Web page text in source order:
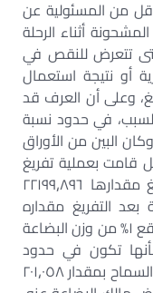
من المسئولية عن
أثناء الرحلة
تتعرض للنقص في
أو نتيجة استعمال
وعلى أن العرف قد
في حدود نسبة
البين من الأوراق
قامت بعملية تفريغ
البضاعة المستوردة من السفينة والبالغ مقدارها ٨٩٦‚٢٢١٩٩
التفريغ مقداره
٠٥٦‚٤٢٣ طنًا، في حين أن نسبة العجز بواقع ١% من وزن البضاعة
تكون في حدود
٢٢١,٩٩٨ طن، فتكون نسبة الزيادة فوق السماح بمقدار ٠٥٨‚٢٠١